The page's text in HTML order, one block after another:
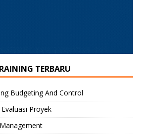
TERBARU
Budgeting And Control
Proyek